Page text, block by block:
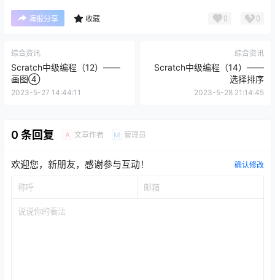
海报分享 收藏 0 0
综合资讯
Scratch中级编程（12）——
画图④
2023-5-27 14:44:11
综合资讯
Scratch中级编程（14）——
选择排序
2023-5-28 21:14:45
0 条回复 A 文章作者 M 管理员
欢迎您，新朋友，感谢参与互动！ 确认修改